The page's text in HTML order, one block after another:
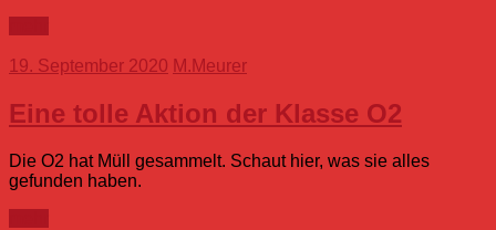
19. September 2020 M.Meurer
Eine tolle Aktion der Klasse O2
Die O2 hat Müll gesammelt. Schaut hier, was sie alles
gefunden haben.